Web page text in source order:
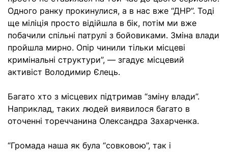
Одного ранку прокинулися, а в нас вже “ДНР”. Тоді
ще міліція просто відійшла в бік, потім ми вже
побачили спільні патрулі з бойовиками. Зміна влади
пройшла мирно. Опір чинили тільки місцеві
кримінальні структури”, — згадує місцевий
активіст Володимир Єлець.
Багато хто з місцевих підтримав “зміну влади”.
Наприклад, таких людей виявилося багато в
оточенні тореччанина Олександра Захарченка.
“Громада наша як була “совковою”, так і